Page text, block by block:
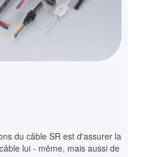
du câble SR est d'assurer la
lui - même, mais aussi de